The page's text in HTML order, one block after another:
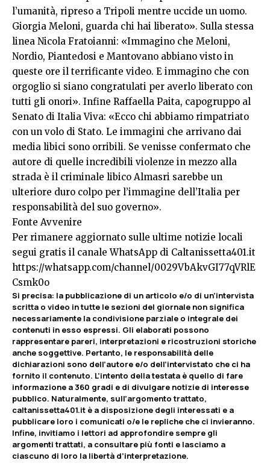
l’umanità, ripreso a Tripoli mentre uccide un uomo.
Giorgia Meloni, guarda chi hai liberato». Sulla stessa
linea Nicola Fratoianni: «Immagino che Meloni,
Nordio, Piantedosi e Mantovano abbiano visto in
queste ore il terrificante video. E immagino che con
orgoglio si siano congratulati per averlo liberato con
tutti gli onori». Infine Raffaella Paita, capogruppo al
Senato di Italia Viva: «Ecco chi abbiamo rimpatriato
con un volo di Stato. Le immagini che arrivano dai
media libici sono orribili. Se venisse confermato che
autore di quelle incredibili violenze in mezzo alla
strada è il criminale libico Almasri sarebbe un
ulteriore duro colpo per l’immagine dell’Italia per
responsabilità del suo governo».
Fonte Avvenire
Per rimanere aggiornato sulle ultime notizie locali
segui gratis il canale WhatsApp di Caltanissetta401.it
https://whatsapp.com/channel/0029VbAkvGI77qVRlE
Csmk0o
Si precisa: la pubblicazione di un articolo e/o di un’intervista
scritta o video in tutte le sezioni del giornale non significa
necessariamente la condivisione parziale o integrale dei
contenuti in esso espressi. Gli elaborati possono
rappresentare pareri, interpretazioni e ricostruzioni storiche
anche soggettive. Pertanto, le responsabilità delle
dichiarazioni sono dell’autore e/o dell’intervistato che ci ha
fornito il contenuto. L’intento della testata è quello di fare
informazione a 360 gradi e di divulgare notizie di interesse
pubblico. Naturalmente, sull’argomento trattato,
caltanissetta401.it è a disposizione degli interessati e a
pubblicare loro i comunicati o/e le repliche che ci invieranno.
Infine, invitiamo i lettori ad approfondire sempre gli
argomenti trattati, a consultare più fonti e lasciamo a
ciascuno di loro la libertà d’interpretazione.